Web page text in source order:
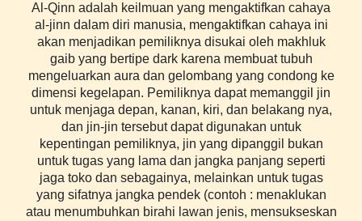
Al-Qinn adalah keilmuan yang mengaktifkan cahaya
al-jinn dalam diri manusia, mengaktifkan cahaya ini
akan menjadikan pemiliknya disukai oleh makhluk
gaib yang bertipe dark karena membuat tubuh
mengeluarkan aura dan gelombang yang condong ke
dimensi kegelapan. Pemiliknya dapat memanggil jin
untuk menjaga depan, kanan, kiri, dan belakang nya,
dan jin-jin tersebut dapat digunakan untuk
kepentingan pemiliknya, jin yang dipanggil bukan
untuk tugas yang lama dan jangka panjang seperti
jaga toko dan sebagainya, melainkan untuk tugas
yang sifatnya jangka pendek (contoh : menaklukan
atau menumbuhkan birahi lawan jenis, mensukseskan